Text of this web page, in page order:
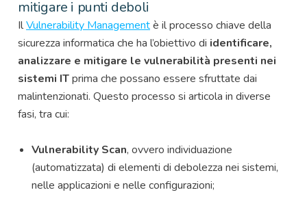
mitigare i punti deboli
IlVulnerability Managementè il processo chiave della
sicurezza informatica che ha l’obiettivo di identificare,
analizzare e mitigare le vulnerabilità presenti nei
sistemi ITprima che possano essere sfruttate dai
malintenzionati. Questo processo si articola in diverse
fasi, tra cui:
Vulnerability Scan, ovvero individuazione
(automatizzata) di elementi di debolezza nei sistemi,
nelle applicazioni e nelle configurazioni;